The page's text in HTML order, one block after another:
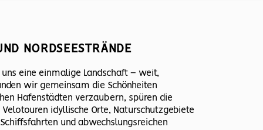
NORDSEESTRÄNDE
eine einmalige Landschaft – weit,
wir gemeinsam die Schönheiten
Hafenstädten verzaubern, spüren die
idyllische Orte, Naturschutzgebiete
und abwechslungsreichen